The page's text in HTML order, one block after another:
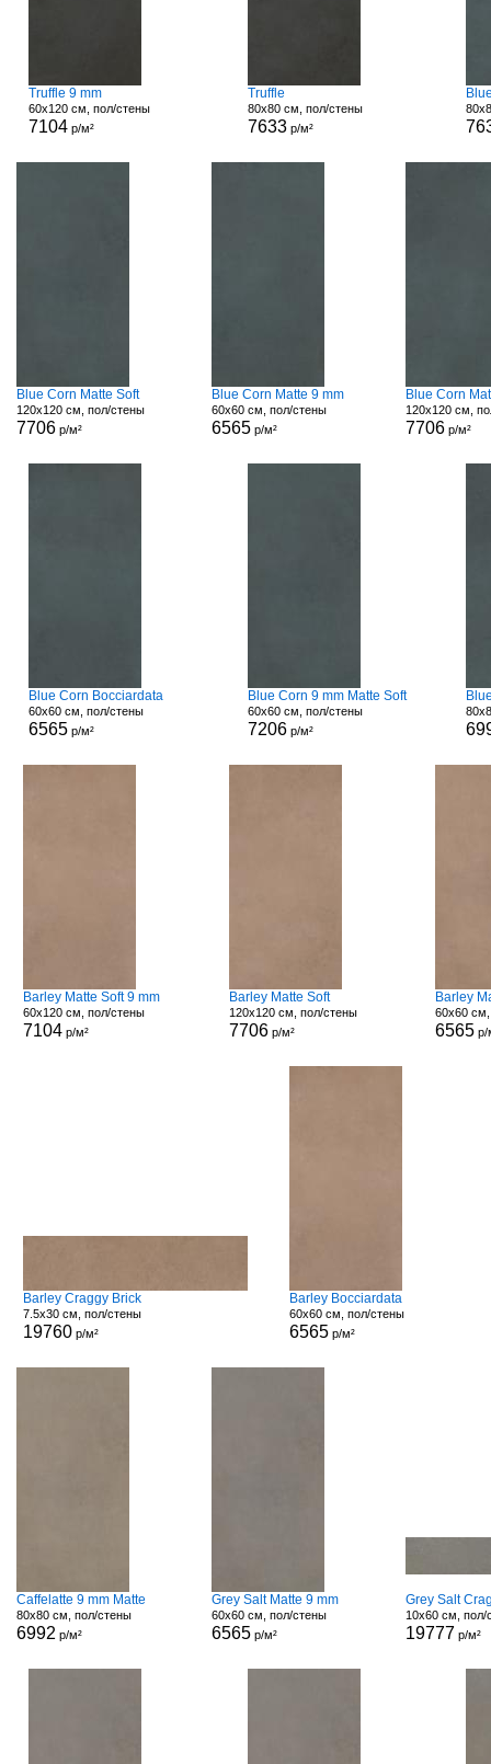
Truffle 9 mm
60x120 см, пол/стены
7104 р/м²
Truffle
80x80 см, пол/стены
7633р/м²
Blue Corn Matte Soft
120x120 см, пол/стены
7706 р/м²
Blue Corn Matte 9 mm
60x60 см, пол/стены
6565р/м²
Blue Corn
120x120 см,
7706р/м²
Blue Corn Bocciardata
60x60 см, пол/стены
6565 р/м²
Blue Corn 9 mm Matte Soft
60x60 см, пол/стены
7206р/м²
Barley Matte Soft 9 mm
60x120 см, пол/стены
7104р/м²
Barley Matte Soft
120x120 см, пол/стены
7706 р/м²
Barley
60x60
6565 р/
Barley Craggy Brick
7.5x30 см, пол/стены
19760р/м²
Barley Bocciardata
60x60 см, пол/стены
6565 р/м²
Caffelatte 9 mm Matte
80x80 см, пол/стены
6992 р/м²
Grey Salt Matte 9 mm
60x60 см, пол/стены
6565р/м²
Grey Salt
10x60 см, пол/
19777 р/м²